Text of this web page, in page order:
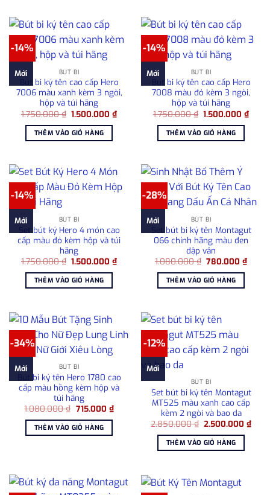
-14%
Mới BÚT BI
Bút bi ký tên cao cấp Hero
7006 màu xanh kèm 3 ngòi,
hộp và túi hãng
1.750.000₫ Giá
là:
1.750.000 ₫.
1.500.000₫Giá
hiện
1.500.000 ₫.
THÊM VÀO GIỎ HÀNG
-14%
Mới BÚT BI
Bút bi ký tên cao cấp Hero
7008 màu đỏ kèm 3 ngòi,
hộp và túi hãng
1.750.000₫ Giá
là:
1.750.000 ₫.
1.500.000₫Giá
hiện
THÊM VÀO GIỎ HÀNG
-14%
Mới BÚT BI
Set bút ký Hero 4 món cao
cấp màu đỏ kèm hộp và túi
hãng
1.750.000₫ Giá
là:
1.750.000 ₫.
1.500.000₫Giá
hiện
1.500.000 ₫.
THÊM VÀO GIỎ HÀNG
-28%
Mới BÚT BI
Set bút bi ký tên Montagut
066 chính hãng màu đen
dập vân
1.080.000₫ Giá
là:
1.080.000 ₫.
780.000₫Giá
hiện
THÊM VÀO GIỎ HÀNG
-34%
Mới BÚT BI
Bút bi ký tên Hero 1780 cao
cấp màu hồng kèm hộp và
túi hãng
1.080.000₫ Giá
là:
1.080.000 ₫.
715.000 ₫Giá
THÊM VÀO GIỎ HÀNG
-12%
Mới
BÚT BI
Set bút bi ký tên Montagut
MT525 màu xanh cao cấp
kèm 2 ngòi và bao da
2.850.000₫ Giá
là:
2.850.000 ₫.
2.500.000₫Giá
THÊM VÀO GIỎ HÀNG